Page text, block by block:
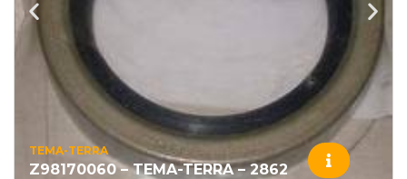
TEMA-TERRA
Z98170060 – TEMA-TERRA – 2862